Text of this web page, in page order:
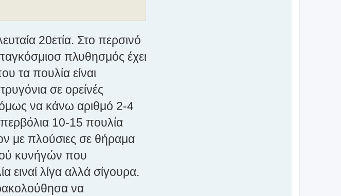
20ετία. Στο περσινό
πλυθησμός έχει
τα πουλία είναι
σε ορείνές
να κάνω αριθμό 2-4
περβόλια 10-15 πουλία
με πλούσιες σε θήραμα
κυνήγών που
ειναί λίγα αλλά σίγουρα.
να